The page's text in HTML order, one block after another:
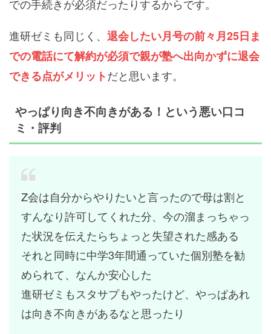
での手続きが必須だったりするからです。
進研ゼミも同じく、 退会したい月号の前々月25日ま
での電話にて解約が必須で親が塾へ出向かずに退会
できる点がメリットだと思います。
やっぱり向き不向きがある！という悪い口コ
ミ・評判
Z会は自分からやりたいと言ったので母は割と
すんなり許可してくれた分、今の溜まっちゃっ
た状況を伝えたらちょっと失望された感ある
それと同時に中学3年間通っていた個別塾を勧
められて、なんか安心した
進研ゼミもスタサプもやったけど、やっぱあれ
は向き不向きがあるなと思ったり